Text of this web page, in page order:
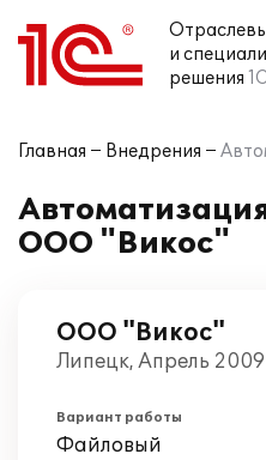
и
решения
Главная Внедрения
ООО "Викос"
ООО "Викос"
Липецк, Апрель 2009
Вариант работы
Файловый